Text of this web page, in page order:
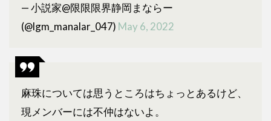
— 小説家@限限限界静岡まならー
(@lgm_manalar_047) May 6, 2022
麻珠については思うところはちょっとあるけど、
現メンバーには不仲はないよ。